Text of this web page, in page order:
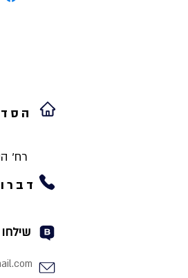
רח' הקדר